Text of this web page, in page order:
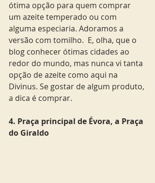
ótima opção para quem comprar
um azeite temperado ou com
alguma especiaria. Adoramos a
versão com tomilho.  E, olha, que o
blog conhecer ótimas cidades ao
redor do mundo, mas nunca vi tanta
opção de azeite como aqui na
Divinus. Se gostar de algum produto,
a dica é comprar.
4. Praça principal de Évora, a Praça
do Giraldo